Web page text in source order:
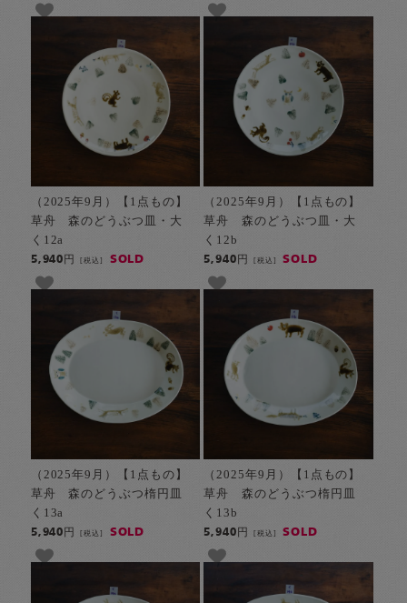
（2025年9月）【1点もの】
草舟 森のどうぶつ皿・大
く12a
5,940円[税込] SOLD
（2025年9月）【1点もの】
草舟 森のどうぶつ皿・大
く12b
5,940円 [税込] SOLD
（2025年9月）【1点もの】
草舟 森のどうぶつ楕円皿
く13a
5,940円[税込] SOLD
（2025年9月）【1点もの】
草舟 森のどうぶつ楕円皿
く13b
5,940円 [税込] SOLD